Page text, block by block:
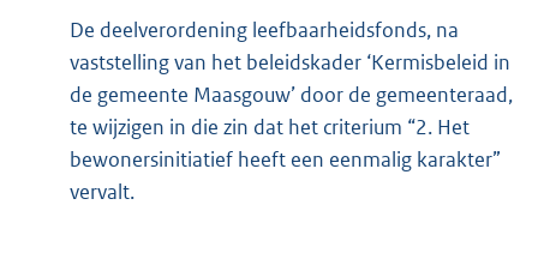
:
6
6
K
b
De deelverordening leefbaarheidsfonds, na
vaststelling van het beleidskader ‘Kermisbeleid in
de gemeente Maasgouw’ door de gemeenteraad,
te wijzigen in die zin dat het criterium “2. Het
bewonersinitiatief heeft een eenmalig karakter”
vervalt.